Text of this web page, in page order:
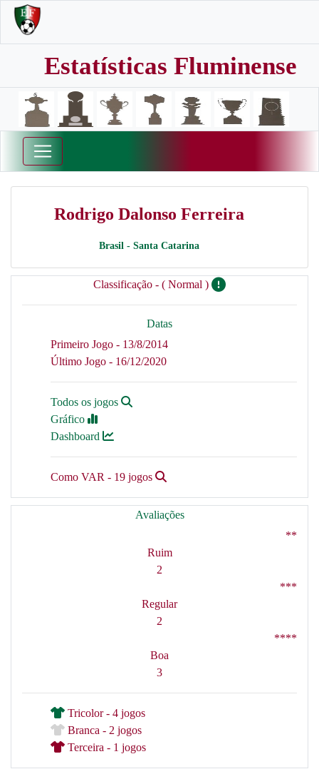
Estatísticas Fluminense
Rodrigo Dalonso Ferreira
Brasil - Santa Catarina
Classificação - ( Normal )
Datas
Primeiro Jogo - 13/8/2014
Último Jogo - 16/12/2020
Todos os jogos
Gráfico
Dashboard
Como VAR - 19 jogos
Avaliações
**
Ruim
2
***
Regular
2
****
Boa
3
Tricolor - 4 jogos
Branca - 2 jogos
Terceira - 1 jogos